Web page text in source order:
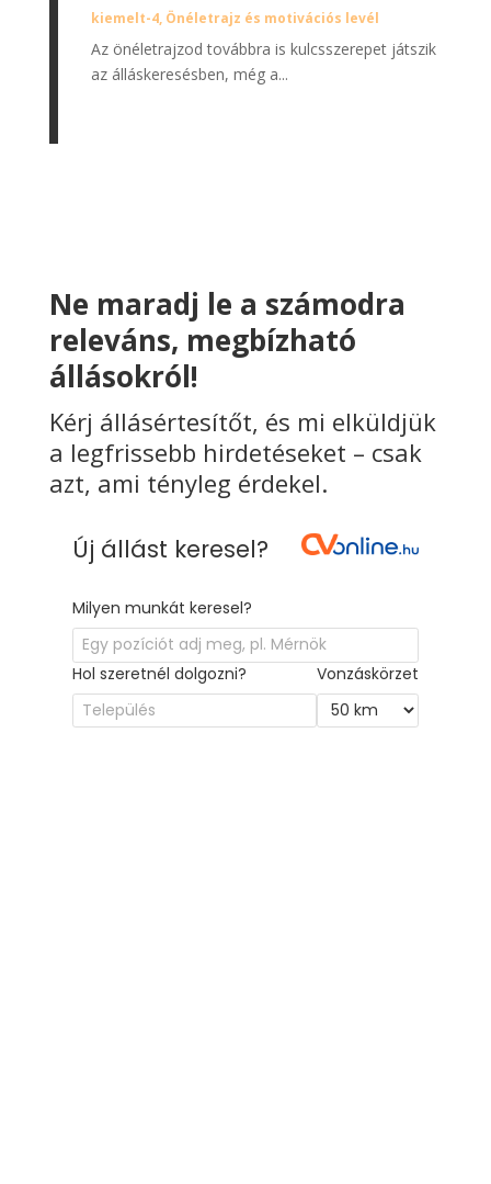
kiemelt-4, Önéletrajz és motivációs levél
Az önéletrajzod továbbra is kulcsszerepet játszik
az álláskeresésben, még a...
Ne maradj le a számodra
releváns, megbízható
állásokról!
Kérj állásértesítőt, és mi elküldjük
a legfrissebb hirdetéseket – csak
azt, ami tényleg érdekel.